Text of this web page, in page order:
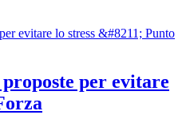
per evitare